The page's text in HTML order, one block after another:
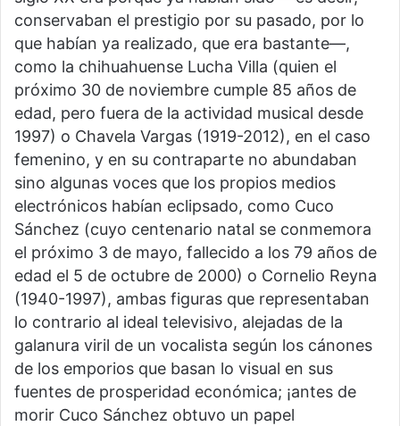
conservaban el prestigio por su pasado, por lo
que habían ya realizado, que era bastante—,
como la chihuahuense Lucha Villa (quien el
próximo 30 de noviembre cumple 85 años de
edad, pero fuera de la actividad musical desde
1997) o Chavela Vargas (1919-2012), en el caso
femenino, y en su contraparte no abundaban
sino algunas voces que los propios medios
electrónicos habían eclipsado, como Cuco
Sánchez (cuyo centenario natal se conmemora
el próximo 3 de mayo, fallecido a los 79 años de
edad el 5 de octubre de 2000) o Cornelio Reyna
(1940-1997), ambas figuras que representaban
lo contrario al ideal televisivo, alejadas de la
galanura viril de un vocalista según los cánones
de los emporios que basan lo visual en sus
fuentes de prosperidad económica; ¡antes de
morir Cuco Sánchez obtuvo un papel